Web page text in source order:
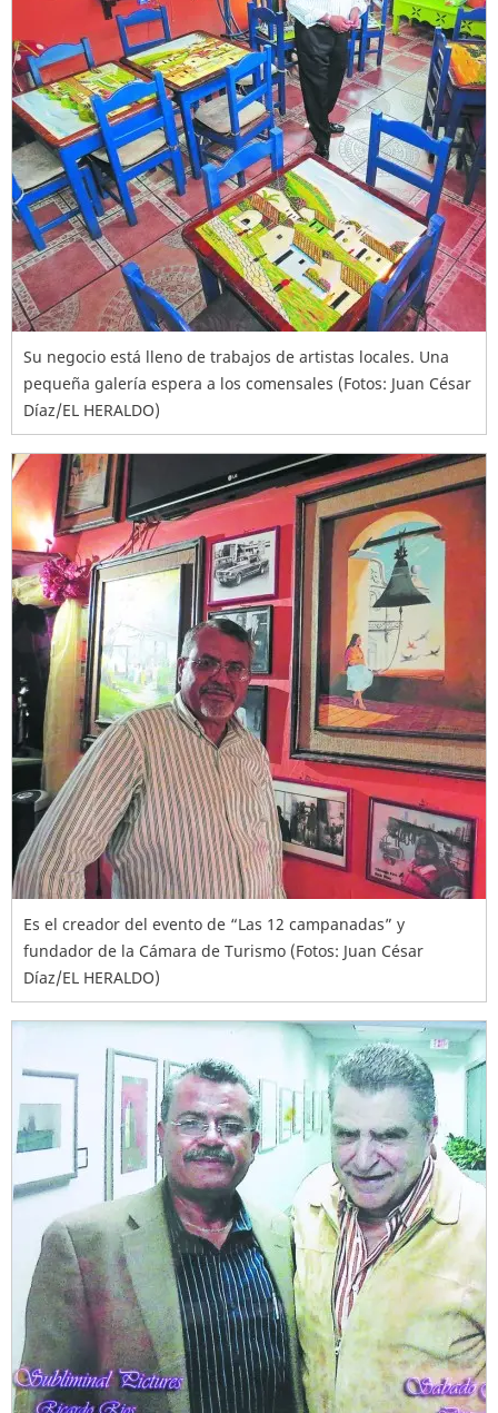
Su negocio está lleno de trabajos de artistas locales. Una
pequeña galería espera a los comensales (Fotos: Juan César
Díaz/EL HERALDO)
Es el creador del evento de “Las 12 campanadas” y
fundador de la Cámara de Turismo (Fotos: Juan César
Díaz/EL HERALDO)